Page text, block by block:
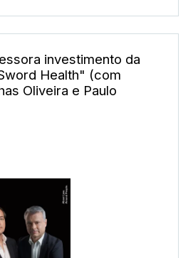
investimento da
Health" (com
Oliveira e Paulo